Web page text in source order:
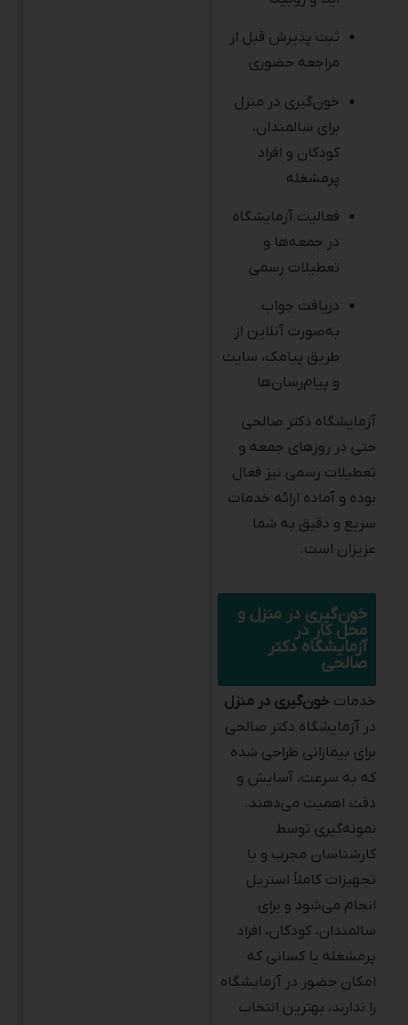
مراجعه حضوری
برای سالمندان،
کودکان و افراد
پرمشغله
در جمعه‌ها و
تعطیلات رسمی
به‌صورت آنلاین از
طریق پیامک، سایت
و پیام‌رسان‌ها
حتی در روزهای جمعه و
تعطیلات رسمی نیز فعال
بوده و آماده ارائه خدمات
سریع و دقیق به شما
عزیزان است.
خون‌گیری در منزل و
محل کار در
آزمایشگاه دکتر
صالحی
در آزمایشگاه دکتر صالحی
برای بیمارانی طراحی شده
که به سرعت، آسایش و
دقت اهمیت می‌دهند.
نمونه‌گیری توسط
کارشناسان مجرب و با
تجهیزات کاملاً استریل
انجام می‌شود و برای
سالمندان، کودکان، افراد
پرمشغله یا کسانی که
امکان حضور در آزمایشگاه
را ندارند، بهترین انتخاب
است. هماهنگی این